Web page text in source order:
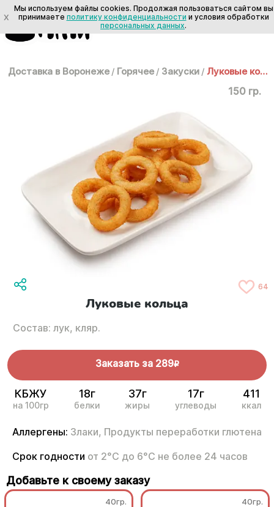
Доставка в Воронеже / Горячее / Закуски / Луковые кольца
150 гр.
64
Луковые кольца
Состав: лук, кляр.
Заказать за 289R
КБЖУ
на 100гр
18г
белки
37г
жиры
17г
углеводы
411
ккал
Аллергены: Злаки, Продукты переработки глютена
Срок годности от 2°С до 6°С не более 24 часов
Добавьте к своему заказу
40гр. 40гр.
X
Мы используем файлы cookies. Продолжая пользоваться сайтом вы
принимаете политику конфиденциальности и условия обработки
персональных данных.